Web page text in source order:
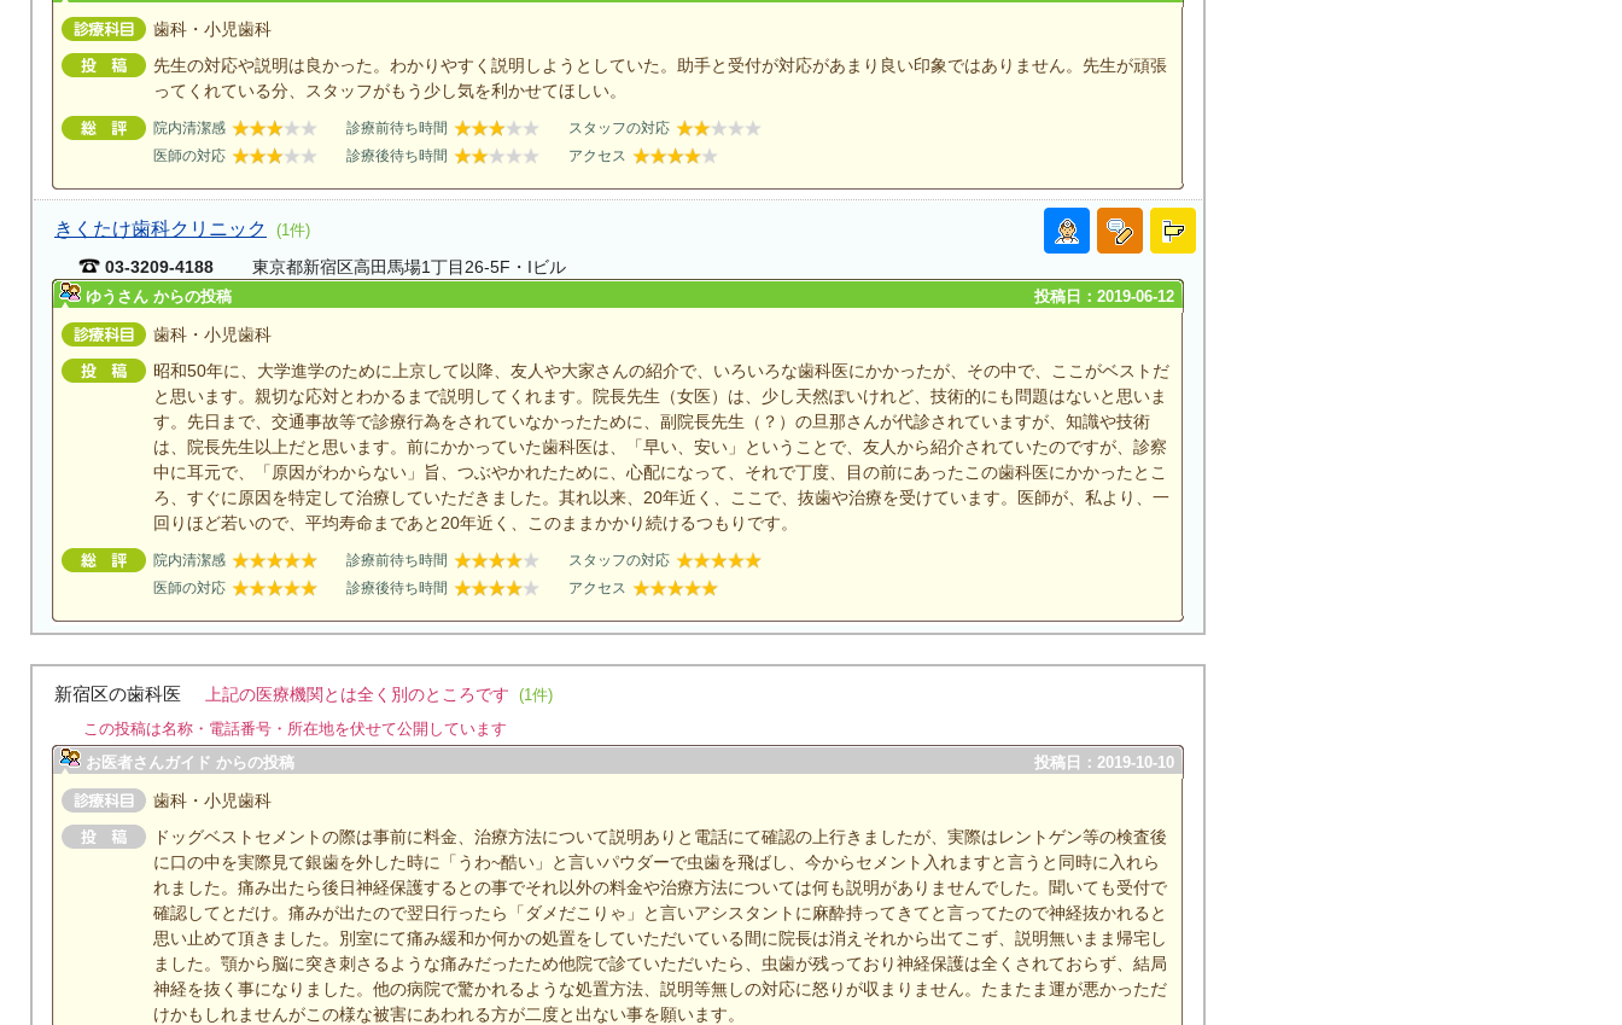
歯科・小児歯科
先生の対応や説明は良かった。わかりやすく説明しようとしていた。助手と受付が対応があまり良い印象ではありません。先生が頑張
ってくれている分、スタッフがもう少し気を利かせてほしい。
院内清潔感 診療前待ち時間
スタッフの対応
医師の対応
診療後待ち時間 アクセス
きくたけ歯科クリニック (1件)
03-3209-4188 東京都新宿区高田馬場1丁目26-5F・Iビル
ゆうさん からの投稿 投稿日：2019-06-12
歯科・小児歯科
昭和50年に、大学進学のために上京して以降、友人や大家さんの紹介で、いろいろな歯科医にかかったが、その中で、ここがベストだ
と思います。親切な応対とわかるまで説明してくれます。院長先生（女医）は、少し天然ぽいけれど、技術的にも問題はないと思いま
す。先日まで、交通事故等で診療行為をされていなかったために、副院長先生（？）の旦那さんが代診されていますが、知識や技術
は、院長先生以上だと思います。前にかかっていた歯科医は、「早い、安い」ということで、友人から紹介されていたのですが、診察
中に耳元で、「原因がわからない」旨、つぶやかれたために、心配になって、それで丁度、目の前にあったこの歯科医にかかったとこ
ろ、すぐに原因を特定して治療していただきました。其れ以来、20年近く、ここで、抜歯や治療を受けています。医師が、私より、一
回りほど若いので、平均寿命まであと20年近く、このままかかり続けるつもりです。
院内清潔感 診療前待ち時間
スタッフの対応
医師の対応
診療後待ち時間 アクセス
新宿区の歯科医 上記の医療機関とは全く別のところです (1件)
この投稿は名称・電話番号・所在地を伏せて公開しています
お医者さんガイド からの投稿
投稿日：2019-10-10
歯科・小児歯科
ドッグベストセメントの際は事前に料金、治療方法について説明ありと電話にて確認の上行きましたが、実際はレントゲン等の検査後
に口の中を実際見て銀歯を外した時に「うわ~酷い」と言いパウダーで虫歯を飛ばし、今からセメント入れますと言うと同時に入れら
れました。痛み出たら後日神経保護するとの事でそれ以外の料金や治療方法については何も説明がありませんでした。聞いても受付で
確認してとだけ。痛みが出たので翌日行ったら「ダメだこりゃ」と言いアシスタントに麻酔持ってきてと言ってたので神経抜かれると
思い止めて頂きました。別室にて痛み緩和か何かの処置をしていただいている間に院長は消えそれから出てこず、説明無いまま帰宅し
ました。顎から脳に突き刺さるような痛みだったため他院で診ていただいたら、虫歯が残っており神経保護は全くされておらず、結局
神経を抜く事になりました。他の病院で驚かれるような処置方法、説明等無しの対応に怒りが収まりません。たまたま運が悪かっただ
けかもしれませんがこの様な被害にあわれる方が二度と出ない事を願います。